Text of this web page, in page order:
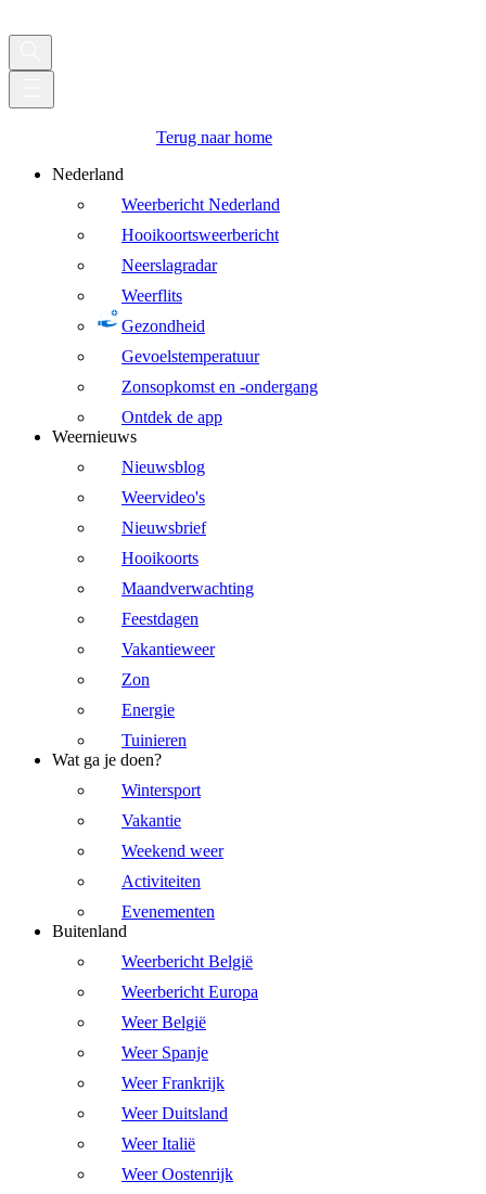
Terug naar home
Nederland
Weerbericht Nederland
Hooikoortsweerbericht
Neerslagradar
Weerflits
Gezondheid
Gevoelstemperatuur
Zonsopkomst en -ondergang
Ontdek de app
Weernieuws
Nieuwsblog
Weervideo's
Nieuwsbrief
Hooikoorts
Maandverwachting
Feestdagen
Vakantieweer
Zon
Energie
Tuinieren
Wat ga je doen?
Wintersport
Vakantie
Weekend weer
Activiteiten
Evenementen
Buitenland
Weerbericht België
Weerbericht Europa
Weer België
Weer Spanje
Weer Frankrijk
Weer Duitsland
Weer Italië
Weer Oostenrijk